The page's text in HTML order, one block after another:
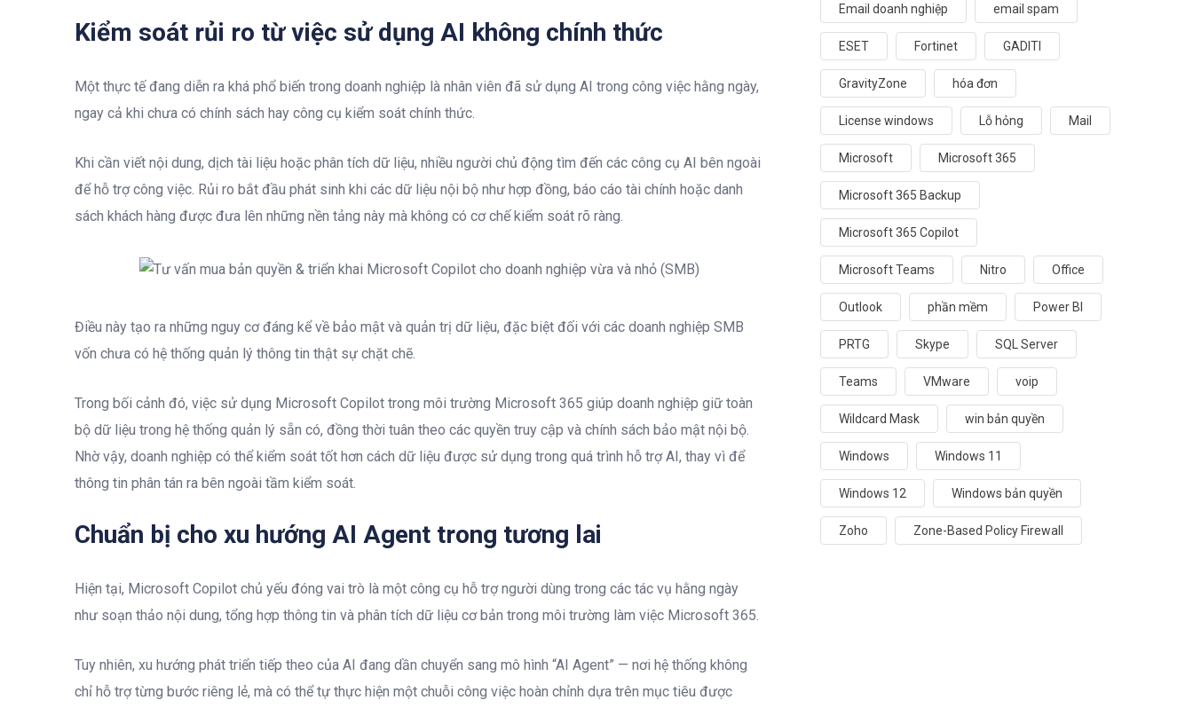
Kiểm soát rủi ro từ việc sử dụng AI không chính thức
Một thực tế đang diễn ra khá phổ biến trong doanh nghiệp là nhân viên đã sử dụng AI trong công việc hằng ngày,
ngay cả khi chưa có chính sách hay công cụ kiểm soát chính thức.
Khi cần viết nội dung, dịch tài liệu hoặc phân tích dữ liệu, nhiều người chủ động tìm đến các công cụ AI bên ngoài
để hỗ trợ công việc. Rủi ro bắt đầu phát sinh khi các dữ liệu nội bộ như hợp đồng, báo cáo tài chính hoặc danh
sách khách hàng được đưa lên những nền tảng này mà không có cơ chế kiểm soát rõ ràng.
Điều này tạo ra những nguy cơ đáng kể về bảo mật và quản trị dữ liệu, đặc biệt đối với các doanh nghiệp SMB
vốn chưa có hệ thống quản lý thông tin thật sự chặt chẽ.
Trong bối cảnh đó, việc sử dụng Microsoft Copilot trong môi trường Microsoft 365 giúp doanh nghiệp giữ toàn
bộ dữ liệu trong hệ thống quản lý sẵn có, đồng thời tuân theo các quyền truy cập và chính sách bảo mật nội bộ.
Nhờ vậy, doanh nghiệp có thể kiểm soát tốt hơn cách dữ liệu được sử dụng trong quá trình hỗ trợ AI, thay vì để
thông tin phân tán ra bên ngoài tầm kiểm soát.
Chuẩn bị cho xu hướng AI Agent trong tương lai
Hiện tại, Microsoft Copilot chủ yếu đóng vai trò là một công cụ hỗ trợ người dùng trong các tác vụ hằng ngày
như soạn thảo nội dung, tổng hợp thông tin và phân tích dữ liệu cơ bản trong môi trường làm việc Microsoft 365.
Tuy nhiên, xu hướng phát triển tiếp theo của AI đang dần chuyển sang mô hình “AI Agent” — nơi hệ thống không
chỉ hỗ trợ từng bước riêng lẻ, mà có thể tự thực hiện một chuỗi công việc hoàn chỉnh dựa trên mục tiêu được
Email doanh nghiệp email spam
ESET Fortinet GADITI
GravityZone hóa đơn
License windows Lỗ hỏng Mail
Microsoft Microsoft 365
Microsoft 365 Backup
Microsoft 365 Copilot
Microsoft Teams Nitro Office
Outlook phần mềm Power BI
PRTG Skype SQL Server
Teams VMware voip
Wildcard Mask win bản quyền
Windows Windows 11
Windows 12 Windows bản quyền
Zoho Zone-Based Policy Firewall